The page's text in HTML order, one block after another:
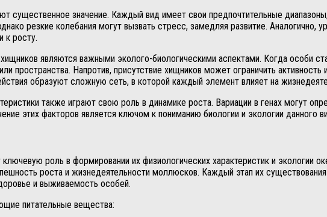
значение. Каждый вид имеет свои предпочтительные диапазоны,
резкие колебания могут вызвать стресс, замедляя развитие. Аналогично,
к росту.
являются важными эколого-биологическими аспектами. Когда особи
пространства. Напротив, присутствие хищников может ограничить
образуют сложную сеть, в которой каждый элемент влияет на
также играют свою роль в динамике роста. Вариации в генах могут
этих факторов является ключом к пониманию биологии и экологии данного
роль в формировании их физиологических характеристик и экологии
роста и жизнедеятельности моллюсков. Каждый этап их
и выживаемость особей.
питательные вещества: